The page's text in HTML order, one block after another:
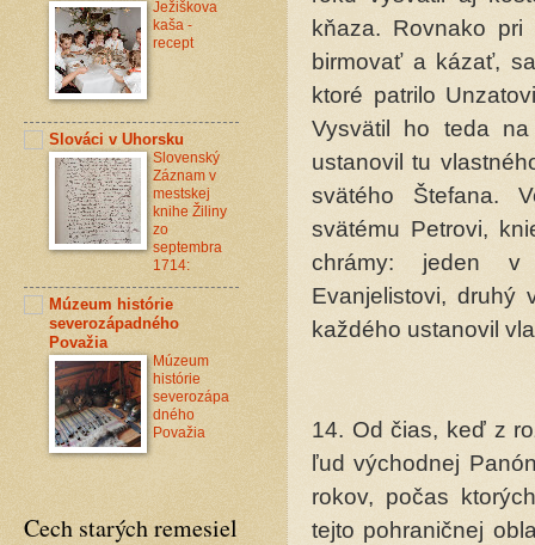
kňaza. Rovnako
birmovať a kázať,
ktoré patrilo
Vysvätil ho teda
ustanovil tu
svätého Štefana.
svätému Petrovi,
chrámy: jeden v
Evanjelistovi, druhý
každého ustanovil
14. Od čias, keď z
ľud východ­nej
rokov, počas
tejto pohraničnej
Ježiškova
kaša -
recept
Slováci v Uhorsku
Slovenský
Záznam v
mestskej
knihe Žiliny
zo
septembra
1714:
Múzeum histórie
severozápadného
Považia
Múzeum
histórie
severozápa
dného
Považia
Cech starých remesiel